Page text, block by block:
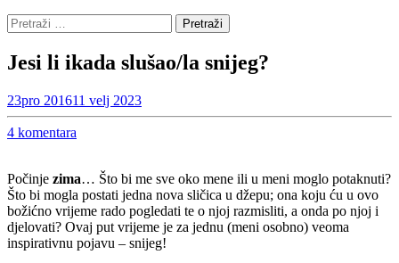
Pretraži:
Jesi li ikada slušao/la snijeg?
23pro 201611 velj 2023
4 komentara
Počinje zima… Što bi me sve oko mene ili u meni moglo potaknuti?
Što bi mogla postati jedna nova sličica u džepu; ona koju ću u ovo
božićno vrijeme rado pogledati te o njoj razmisliti, a onda po njoj i
djelovati? Ovaj put vrijeme je za jednu (meni osobno) veoma
inspirativnu pojavu – snijeg!